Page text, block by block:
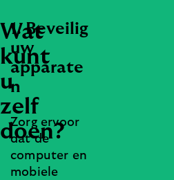
Wat
kunt
u
zelf
doen?
1. Beveilig
uw
apparate
n
Zorg ervoor
dat de
computer en
mobiele